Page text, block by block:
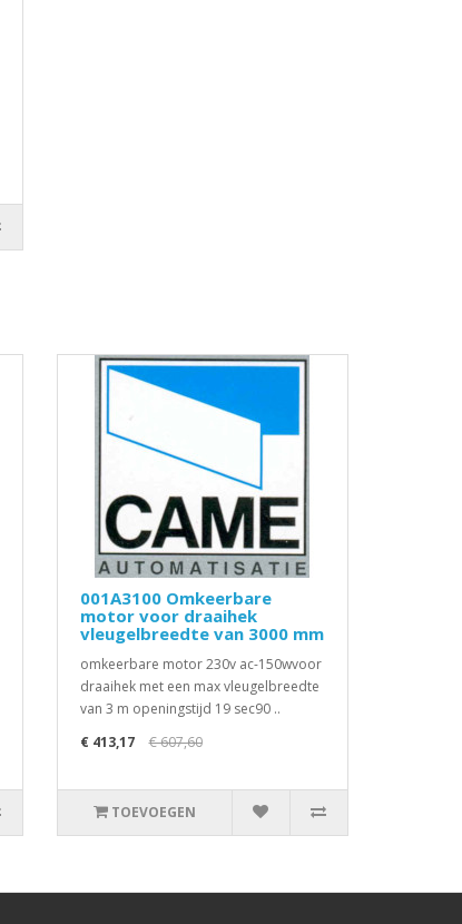
001A3100 Omkeerbare
motor voor draaihek
vleugelbreedte van 3000 mm
omkeerbare motor 230v ac-150wvoor
draaihek met een max vleugelbreedte
van 3 m openingstijd 19 sec90 ..
€ 413,17
€ 607,60
TOEVOEGEN